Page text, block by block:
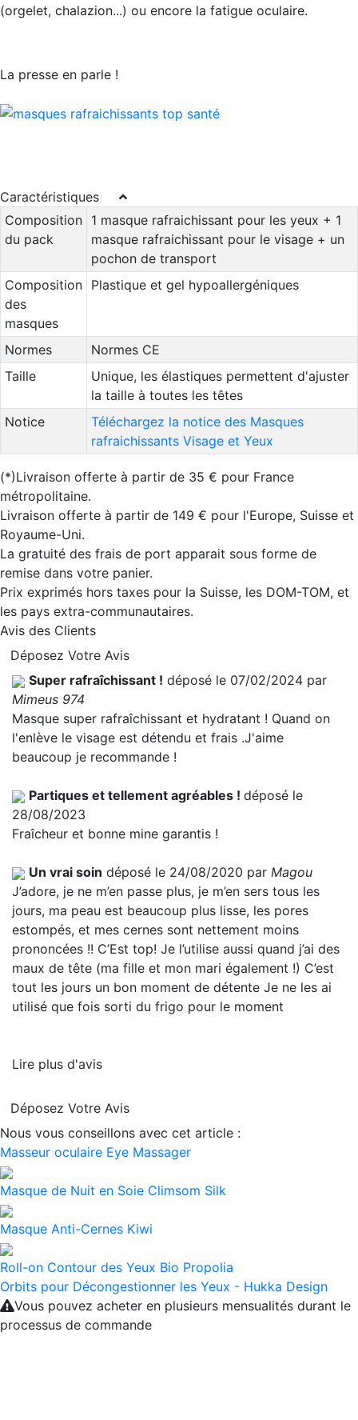
(orgelet, chalazion...) ou encore la fatigue oculaire.
La presse en parle !
Caractéristiques
Composition
du pack
1 masque rafraichissant pour les yeux + 1
masque rafraichissant pour le visage + un
pochon de transport
Composition
des
masques
Plastique et gel hypoallergéniques
Normes
Normes CE
Taille
Unique, les élastiques permettent d'ajuster
la taille à toutes les têtes
Notice
Téléchargez la notice des Masques
rafraichissants Visage et Yeux
(*)Livraison offerte à partir de 35 € pour France
métropolitaine.
Livraison offerte à partir de 149 € pour l'Europe, Suisse et
Royaume-Uni.
La gratuité des frais de port apparait sous forme de
remise dans votre panier.
Prix exprimés hors taxes pour la Suisse, les DOM-TOM, et
les pays extra-communautaires.
Avis des Clients
Déposez Votre Avis
Super rafraîchissant ! déposé le 07/02/2024 par
Mimeus 974
Masque super rafraîchissant et hydratant ! Quand on
l'enlève le visage est détendu et frais .J'aime
beaucoup je recommande !
Partiques et tellement agréables ! déposé le
28/08/2023
Fraîcheur et bonne mine garantis !
Un vrai soin déposé le 24/08/2020 par Magou
J’adore, je ne m’en passe plus, je m’en sers tous les
jours, ma peau est beaucoup plus lisse, les pores
estompés, et mes cernes sont nettement moins
prononcées !! C’Est top! Je l’utilise aussi quand j’ai des
maux de tête (ma fille et mon mari également !) C’est
tout les jours un bon moment de détente Je ne les ai
utilisé que fois sorti du frigo pour le moment
Lire plus d'avis
Déposez Votre Avis
Nous vous conseillons avec cet article :
Masseur oculaire Eye Massager
Masque de Nuit en Soie Climsom Silk
Masque Anti-Cernes Kiwi
Roll-on Contour des Yeux Bio Propolia
Orbits pour Décongestionner les Yeux - Hukka Design
Vous pouvez acheter en plusieurs mensualités durant le
processus de commande